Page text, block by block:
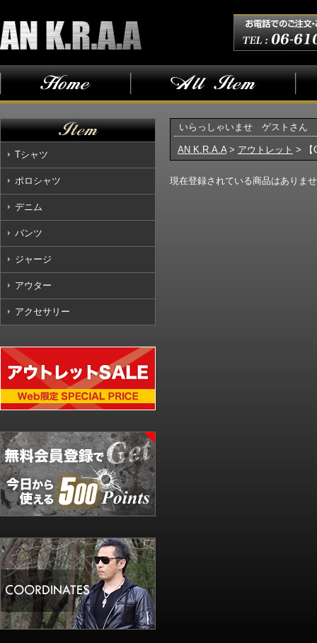
Tシャツ
ポロシャツ
デニム
パンツ
ジャージ
アウター
アクセサリー
いらっしゃいませ ゲストさん
AN K.R.A.A> アウトレット > 【
現在登録されている商品はありま